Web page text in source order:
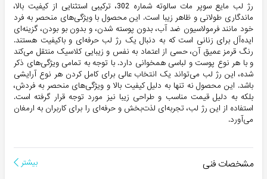
رژ لب مایع سوپر مات سالوته شماره 302، ترکیبی استثنایی از کیفیت بالا،
ماندگاری طولانی و ظاهر زیبا است. این محصول با ویژگی‌های منحصر به فرد
خود مانند فرمولاسیون ضد آب، بدون پوسته شدن، و بدون بو بودن، گزینه‌ای
ایده‌آل برای زنانی است که به دنبال یک رژ لب حرفه‌ای و باکیفیت هستند.
رنگ قرمز عمیق آن، حسی از اعتماد به نفس و زیبایی کلاسیک منتقل می‌کند
و با هر نوع پوست و لباسی همخوانی دارد. با توجه به تمامی ویژگی‌های ذکر
شده، این رژ لب می‌تواند یک انتخاب عالی برای کامل کردن هر نوع آرایشی
باشد. این محصول نه تنها به دلیل کیفیت بالا و ویژگی‌های منحصر به فردش،
بلکه به دلیل قیمت مناسب و طراحی زیبا نیز مورد توجه قرار گرفته است.
استفاده از این رژ لب، تجربه‌ای لذت‌بخش و حرفه‌ای را برای کاربران به ارمغان
می‌آورد.
مشخصات فنی بیشتر